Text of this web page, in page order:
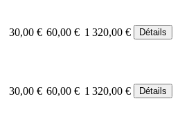
30,00 € 60,00 € 1 320,00 € Détails
30,00 € 60,00 € 1 320,00 € Détails